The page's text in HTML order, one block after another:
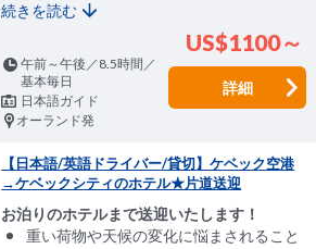
続きを読む
US$1100～
午前～午後／8.5時間／
基本毎日
日本語ガイド
オーランド発
詳細
【日本語/英語ドライバー/貸切】ケベック空港
→ケベックシティのホテル★片道送迎
お泊りのホテルまで送迎いたします！
重い荷物や天候の変化に悩まされること